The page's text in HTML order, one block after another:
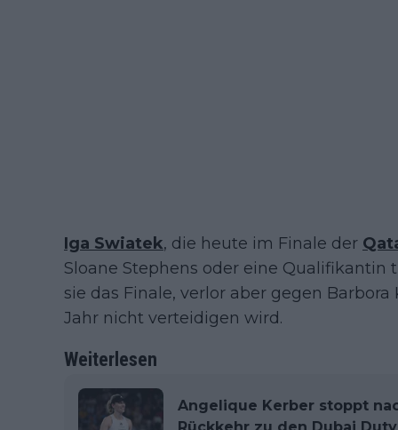
Iga Swiatek, die heute im Finale der
Sloane Stephens oder eine
sie das Finale, verlor aber gegen
Jahr nicht verteidigen wird.
Weiterlesen
Angelique Kerber stoppt